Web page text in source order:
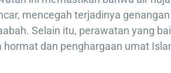
mencegah terjadinya
Selain itu, perawatan yang
hormat dan penghargaan umat